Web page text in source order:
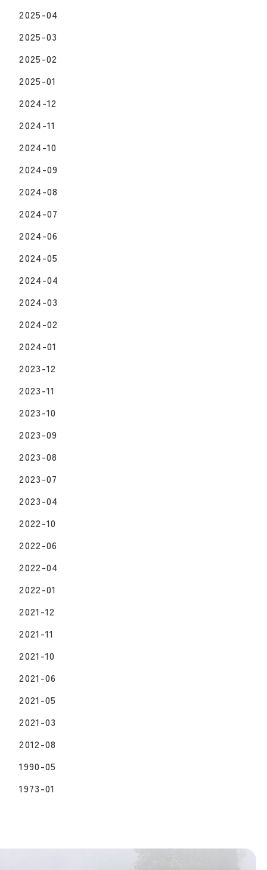
2025-04
2025-03
2025-02
2025-01
2024-12
2024-11
2024-10
2024-09
2024-08
2024-07
2024-06
2024-05
2024-04
2024-03
2024-02
2024-01
2023-12
2023-11
2023-10
2023-09
2023-08
2023-07
2023-04
2022-10
2022-06
2022-04
2022-01
2021-12
2021-11
2021-10
2021-06
2021-05
2021-03
2012-08
1990-05
1973-01